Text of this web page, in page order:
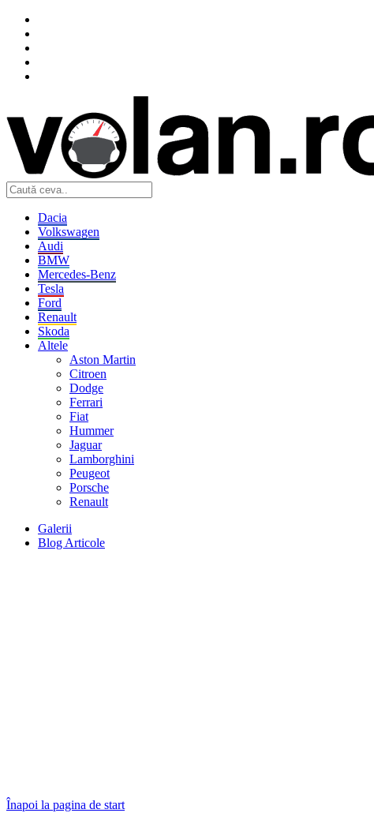
Dacia
Volkswagen
Audi
BMW
Mercedes-Benz
Tesla
Ford
Renault
Skoda
Altele
Aston Martin
Citroen
Dodge
Ferrari
Fiat
Hummer
Jaguar
Lamborghini
Peugeot
Porsche
Renault
Galerii
Blog Articole
Înapoi la pagina de start